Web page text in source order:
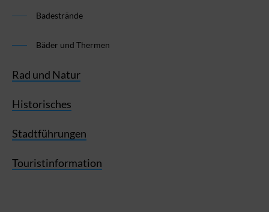
Badestrände
Bäder und Thermen
Rad und Natur
Historisches
Stadtführungen
Touristinformation